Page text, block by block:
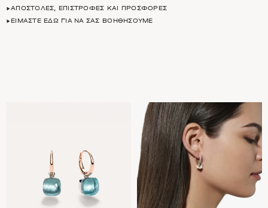
ΑΠΟΣΤΟΛΈΣ, ΕΠΙΣΤΡΟΦΈΣ ΚΑΙ ΠΡΟΣΦΟΡΈΣ
ΕΊΜΑΣΤΕ ΕΔΏ ΓΙΑ ΝΑ ΣΑΣ ΒΟΗΘΉΣΟΥΜΕ